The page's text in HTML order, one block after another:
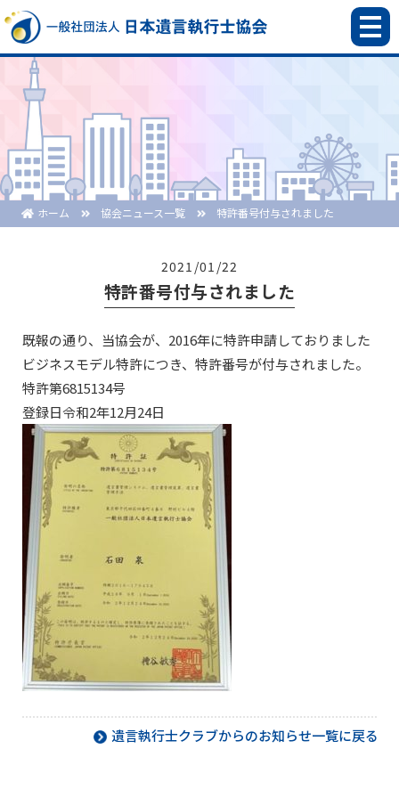
ホーム 協会ニュース一覧 特許番号付与されました
2021/01/22
特許番号付与されました
既報の通り、当協会が、2016年に特許申請しておりました
ビジネスモデル特許につき、特許番号が付与されました。
特許第6815134号
登録日令和2年12月24日
遺言執行士クラブからのお知らせ一覧に戻る